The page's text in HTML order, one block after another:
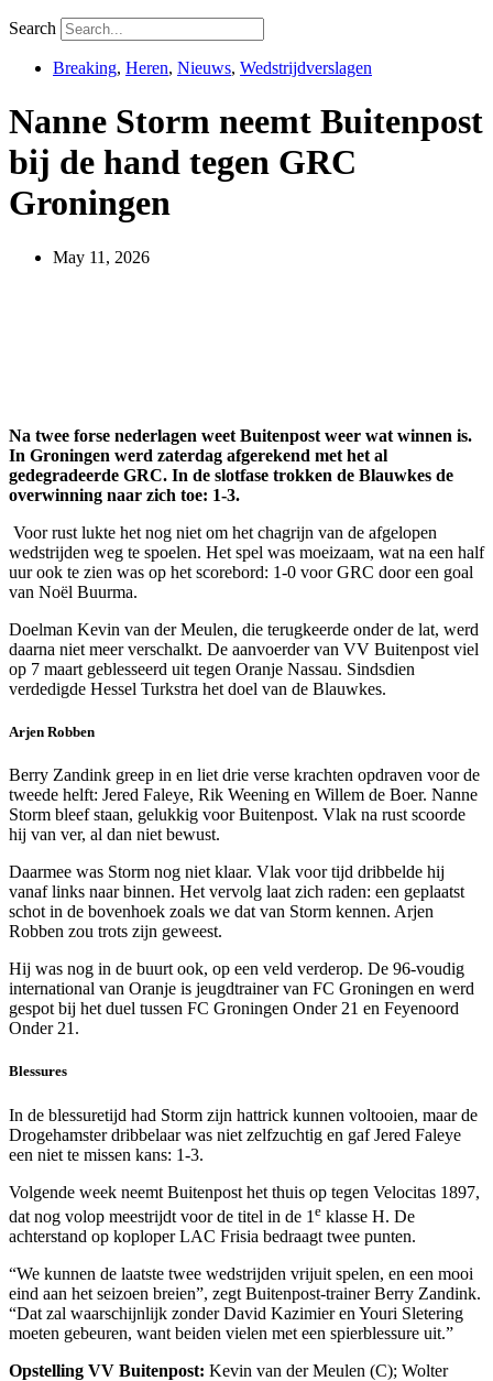
Search
Breaking, Heren, Nieuws, Wedstrijdverslagen
Nanne Storm neemt Buitenpost
bij de hand tegen GRC
Groningen
May 11, 2026
Na twee forse nederlagen weet Buitenpost weer wat winnen is.
In Groningen werd zaterdag afgerekend met het al
gedegradeerde GRC. In de slotfase trokken de Blauwkes de
overwinning naar zich toe: 1-3.
Voor rust lukte het nog niet om het chagrijn van de afgelopen
wedstrijden weg te spoelen. Het spel was moeizaam, wat na een half
uur ook te zien was op het scorebord: 1-0 voor GRC door een goal
van Noël Buurma.
Doelman Kevin van der Meulen, die terugkeerde onder de lat, werd
daarna niet meer verschalkt. De aanvoerder van VV Buitenpost viel
op 7 maart geblesseerd uit tegen Oranje Nassau. Sindsdien
verdedigde Hessel Turkstra het doel van de Blauwkes.
Arjen Robben
Berry Zandink greep in en liet drie verse krachten opdraven voor de
tweede helft: Jered Faleye, Rik Weening en Willem de Boer. Nanne
Storm bleef staan, gelukkig voor Buitenpost. Vlak na rust scoorde
hij van ver, al dan niet bewust.
Daarmee was Storm nog niet klaar. Vlak voor tijd dribbelde hij
vanaf links naar binnen. Het vervolg laat zich raden: een geplaatst
schot in de bovenhoek zoals we dat van Storm kennen. Arjen
Robben zou trots zijn geweest.
Hij was nog in de buurt ook, op een veld verderop. De 96-voudig
international van Oranje is jeugdtrainer van FC Groningen en werd
gespot bij het duel tussen FC Groningen Onder 21 en Feyenoord
Onder 21.
Blessures
In de blessuretijd had Storm zijn hattrick kunnen voltooien, maar de
Drogehamster dribbelaar was niet zelfzuchtig en gaf Jered Faleye
een niet te missen kans: 1-3.
Volgende week neemt Buitenpost het thuis op tegen Velocitas 1897,
dat nog volop meestrijdt voor de titel in de 1 e klasse H. De
achterstand op koploper LAC Frisia bedraagt twee punten.
“We kunnen de laatste twee wedstrijden vrijuit spelen, en een mooi
eind aan het seizoen breien”, zegt Buitenpost-trainer Berry Zandink.
“Dat zal waarschijnlijk zonder David Kazimier en Youri Sletering
moeten gebeuren, want beiden vielen met een spierblessure uit.”
Opstelling VV Buitenpost: Kevin van der Meulen (C); Wolter